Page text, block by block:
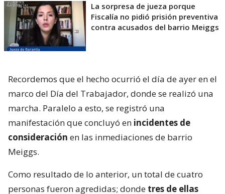
La sorpresa de jueza porque
Fiscalía no pidió prisión preventiva
contra acusados del barrio Meiggs
Recordemos que el hecho ocurrió el día de ayer en el
marco del Día del Trabajador, donde se realizó una
marcha. Paralelo a esto, se registró una
manifestación que concluyó en incidentes de
consideración en las inmediaciones de barrio
Meiggs.
Como resultado de lo anterior, un total de cuatro
personas fueron agredidas; donde tres de ellas